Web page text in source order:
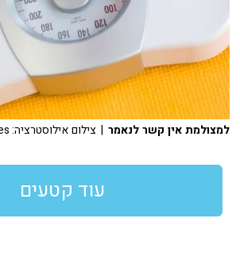
למצולמת אין קשר לנאמר | צילום אילוסטרציה: Ingram Images
עוד קטעים